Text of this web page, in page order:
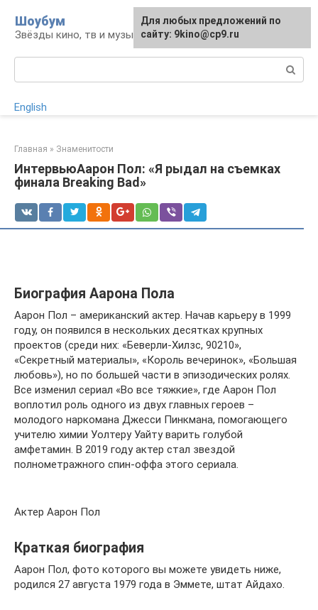
контенту
Шоубум
Звёзды кино, тв и музыки
English
Главная » Знаменитости
ИнтервьюАарон Пол: «Я рыдал на съемках
финала Breaking Bad»
Биография Аарона Пола
Аарон Пол – американский актер. Начав карьеру в 1999
году, он появился в нескольких десятках крупных
проектов (среди них: «Беверли-Хилзс, 90210»,
«Секретный материалы», «Король вечеринок», «Большая
любовь»), но по большей части в эпизодических ролях.
Все изменил сериал «Во все тяжкие», где Аарон Пол
воплотил роль одного из двух главных героев –
молодого наркомана Джесси Пинкмана, помогающего
учителю химии Уолтеру Уайту варить голубой
амфетамин. В 2019 году актер стал звездой
полнометражного спин-оффа этого сериала.
Актер Аарон Пол
Краткая биография
Аарон Пол, фото которого вы можете увидеть ниже,
родился 27 августа 1979 года в Эммете, штат Айдахо.
Для любых предложений по
сайту: 9kino@cp9.ru